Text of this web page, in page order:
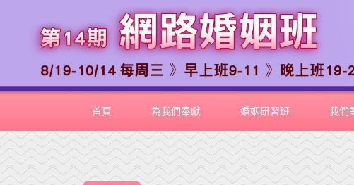
首頁 為我們奉獻 婚姻研習班 我們